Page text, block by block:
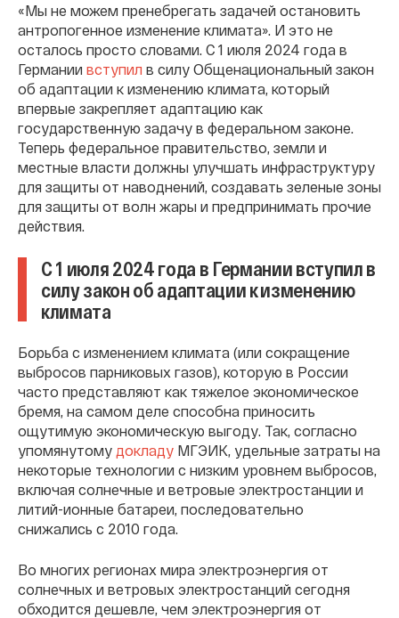
«Мы не можем пренебрегать задачей остановить
антропогенное изменение климата». И это не
осталось просто словами. С 1 июля 2024 года в
Германии вступил в силу Общенациональный закон
об адаптации к изменению климата, который
впервые закрепляет адаптацию как
государственную задачу в федеральном законе.
Теперь федеральное правительство, земли и
местные власти должны улучшать инфраструктуру
для защиты от наводнений, создавать зеленые зоны
для защиты от волн жары и предпринимать прочие
действия.
С 1 июля 2024 года в Германии вступил в
силу закон об адаптации к изменению
климата
Борьба с изменением климата (или сокращение
выбросов парниковых газов), которую в России
часто представляют как тяжелое экономическое
бремя, на самом деле способна приносить
ощутимую экономическую выгоду. Так, согласно
упомянутому докладу МГЭИК, удельные затраты на
некоторые технологии с низким уровнем выбросов,
включая солнечные и ветровые электростанции и
литий-ионные батареи, последовательно
снижались с 2010 года.
Во многих регионах мира электроэнергия от
солнечных и ветровых электростанций сегодня
обходится дешевле, чем электроэнергия от